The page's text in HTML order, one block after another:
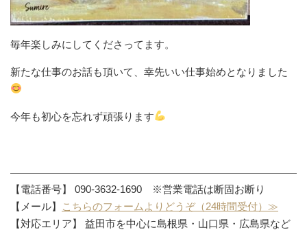
毎年楽しみにしてくださってます。
新たな仕事のお話も頂いて、幸先いい仕事始めとなりました
今年も初心を忘れず頑張ります
【電話番号】 090-3632-1690 ※営業電話は断固お断り
【メール】
こちらのフォームよりどうぞ（24時間受付）≫
【対応エリア】 益田市を中心に島根県・山口県・広島県など